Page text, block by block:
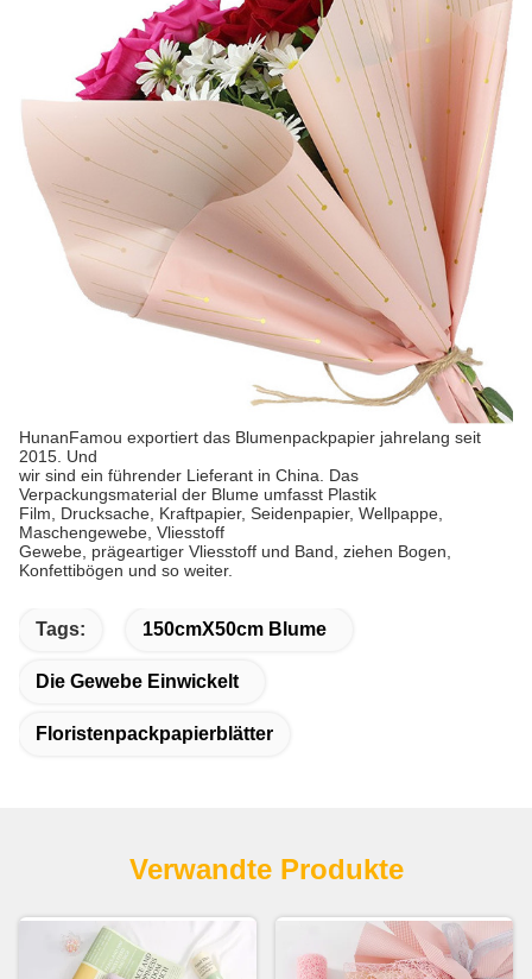
HunanFamou exportiert das Blumenpackpapier jahrelang seit
2015. Und
wir sind ein führender Lieferant in China. Das
Verpackungsmaterial der Blume umfasst Plastik
Film, Drucksache, Kraftpapier, Seidenpapier, Wellpappe,
Maschengewebe, Vliesstoff
Gewebe, prägeartiger Vliesstoff und Band, ziehen Bogen,
Konfettibögen und so weiter.
Tags: 150cmX50cm Blume
Die Gewebe Einwickelt
Floristenpackpapierblätter
Verwandte Produkte